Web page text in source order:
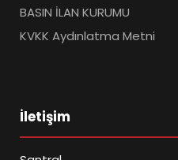
BASIN İLAN KURUMU
KVKK Aydınlatma Metni
İletişim